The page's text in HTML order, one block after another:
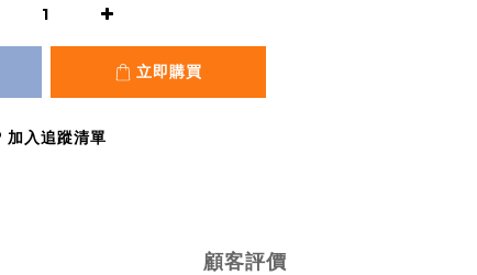
立即購買
加入追蹤清單
顧客評價